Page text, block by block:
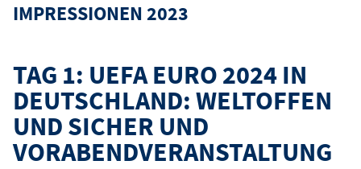
IMPRESSIONEN 2023
TAG 1: UEFA EURO 2024 IN
DEUTSCHLAND: WELTOFFEN
UND SICHER UND
VORABENDVERANSTALTUNG